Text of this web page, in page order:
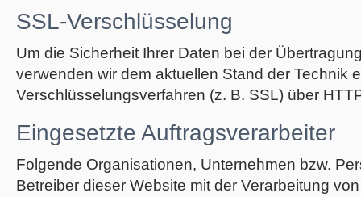
SSL-Verschlüsselung
Um die Sicherheit Ihrer Daten bei der
verwenden wir dem aktuellen Stand der Technik
Verschlüsselungsverfahren (z. B. SSL) über
Eingesetzte Auftragsverarbeiter
Folgende Organisationen, Unternehmen bzw.
Betreiber dieser Website mit der Verarbeitung